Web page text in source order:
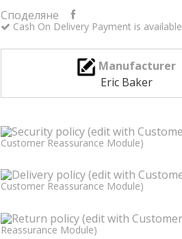
Споделяне
Cash On Delivery Payment is available
Manufacturer
Eric Baker
Customer Reassurance Module)
Customer Reassurance Module)
Reassurance Module)